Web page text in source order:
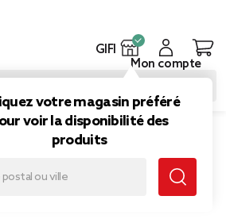
GIFI
votre magasin préféré
voir la disponibilité des
produits
Mon compte
Pomme